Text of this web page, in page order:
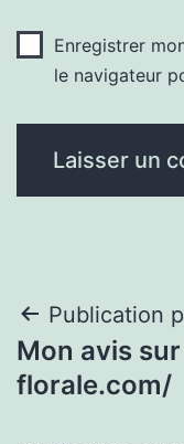
Enregistrer
le navigateur
de
Publication
Mon avis
florale.com/